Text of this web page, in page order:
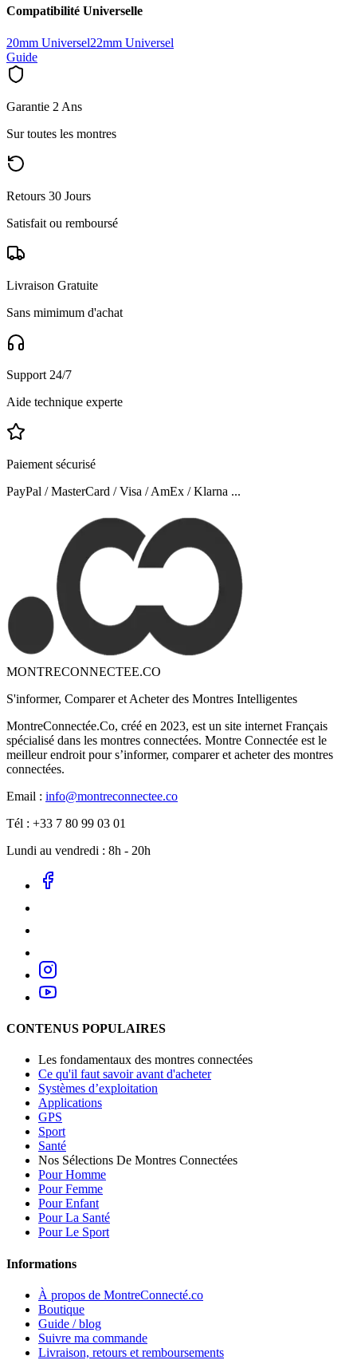
Compatibilité Universelle
20mm Universel22mm Universel
Guide
Garantie 2 Ans
Sur toutes les montres
Retours 30 Jours
Satisfait ou remboursé
Livraison Gratuite
Sans mimimum d'achat
Support 24/7
Aide technique experte
Paiement sécurisé
PayPal / MasterCard / Visa / AmEx / Klarna ...
MONTRECONNECTEE.CO
S'informer, Comparer et Acheter des Montres Intelligentes
MontreConnectée.Co, créé en 2023, est un site internet Français
spécialisé dans les montres connectées. Montre Connectée est le
meilleur endroit pour s’informer, comparer et acheter des montres
connectées.
Email : info@montreconnectee.co
Tél : +33 7 80 99 03 01
Lundi au vendredi : 8h - 20h
CONTENUS POPULAIRES
Les fondamentaux des montres connectées
Ce qu'il faut savoir avant d'acheter
Systèmes d’exploitation
Applications
GPS
Sport
Santé
Nos Sélections De Montres Connectées
Pour Homme
Pour Femme
Pour Enfant
Pour La Santé
Pour Le Sport
Informations
À propos de MontreConnecté.co
Boutique
Guide / blog
Suivre ma commande
Livraison, retours et remboursements